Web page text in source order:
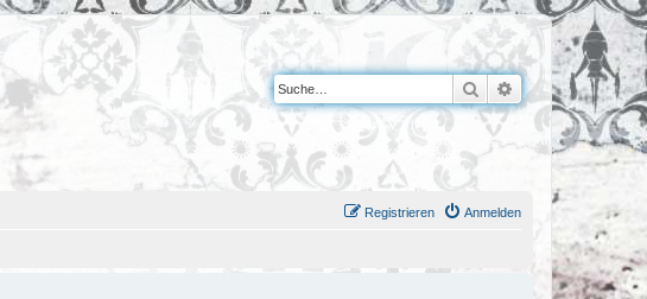
Suche Erweiterte Suche
Anmelden
Registrieren